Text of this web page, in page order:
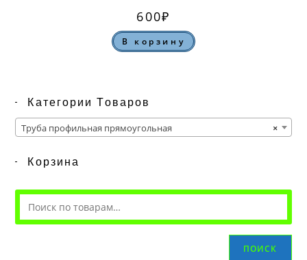
600₽
В корзину
Категории Товаров
×
Труба профильная прямоугольная
Корзина
ПОИСК